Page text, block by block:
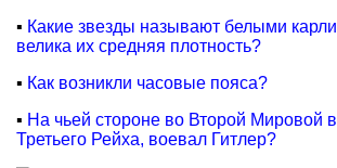
▪ Какие звезды называют белыми
велика их средняя плотность?
▪ Как возникли часовые пояса?
▪ На чьей стороне во Второй Мировой
Третьего Рейха, воевал Гитлер?